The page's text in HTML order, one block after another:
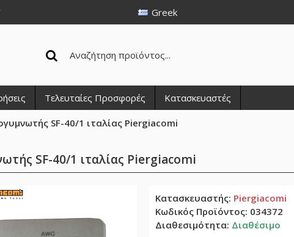
Greek
Τελευταίες Προσφορές Κατασκευαστές
SF-40/1 ιταλίας Piergiacomi
SF-40/1 ιταλίας Piergiacomi
Κατασκευαστής: Piergiacomi
Κωδικός Προϊόντος: 034372
Διαθεσιμότητα: Διαθέσιμο